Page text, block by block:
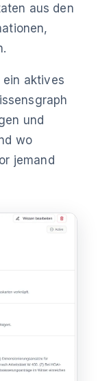
aus den
ein aktives
und
wo
jemand